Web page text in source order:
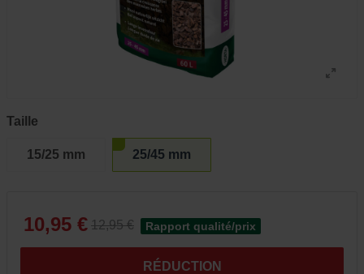
Taille
15/25 mm 25/45 mm
10,95 € 12,95 € Rapport qualité/prix
RÉDUCTION